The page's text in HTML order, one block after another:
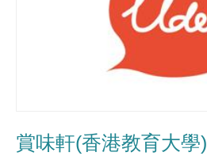
賞味軒(香港教育大學)